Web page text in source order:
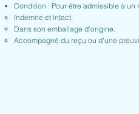
Condition : Pour être admissible à
Indemne et intact.
Dans son emballage d'origine.
Accompagné du reçu ou d'une